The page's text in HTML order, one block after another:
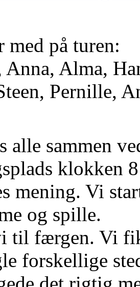
med på turen:
Alma,
Pernille,
alle sammen
klokken
mening. Vi
og spille.
til færgen. Vi
forskellige